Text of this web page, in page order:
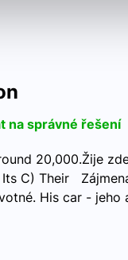
na správné řešení
20,000.Žije
C) Their
His car - jeho